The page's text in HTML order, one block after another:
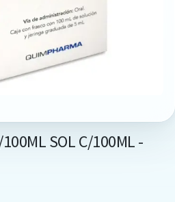
SOL C/100ML -